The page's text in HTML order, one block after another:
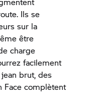
Ils se
sur la
être
charge
facilement
brut, des
Face complètent